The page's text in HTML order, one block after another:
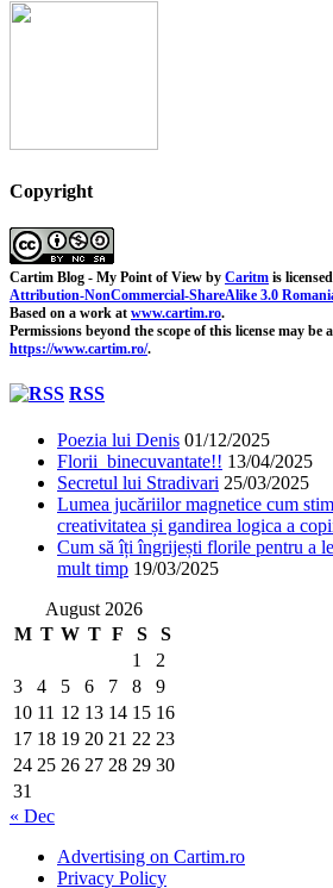
Copyright
Cartim Blog - My Point of View by Caritm is
Attribution-NonCommercial-ShareAlike 3.0
Based on a work at www.cartim.ro.
Permissions beyond the scope of this license may be
https://www.cartim.ro/.
RSS
Poezia lui Denis 01/12/2025
Florii binecuvantate!! 13/04/2025
Secretul lui Stradivari 25/03/2025
Lumea jucăriilor magnetice cum
creativitatea și gandirea logica a
Cum să îți îngrijești florile pentru a
mult timp 19/03/2025
August 2026
M T W T F S
S
1
2
3
4 5 6 7 8
9
10 11 12 13 14 15 16
17 18 19 20 21 22 23
24 25 26 27 28 29 30
31
« Dec
Advertising on Cartim.ro
Privacy Policy